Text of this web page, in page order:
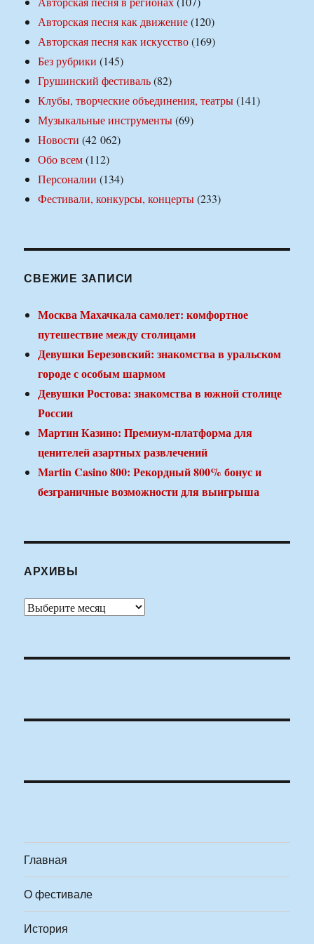
Авторская песня как движение(120)
Авторская песня как искусство(169)
Без рубрики (145)
Грушинский фестиваль(82)
Клубы, творческие объединения, театры(141)
Музыкальные инструменты(69)
Новости (42 062)
Обо всем(112)
Персоналии (134)
Фестивали, конкурсы, концерты(233)
СВЕЖИЕ ЗАПИСИ
Москва Махачкала самолет: комфортное
путешествие между столицами
Девушки Березовский: знакомства в уральском
городе с особым шармом
Девушки Ростова: знакомства в южной столице
России
Мартин Казино: Премиум-платформа для
ценителей азартных развлечений
Martin Casino 800: Рекордный 800% бонус и
безграничные возможности для выигрыша
АРХИВЫ
Архивы
Главная
О фестивале
История